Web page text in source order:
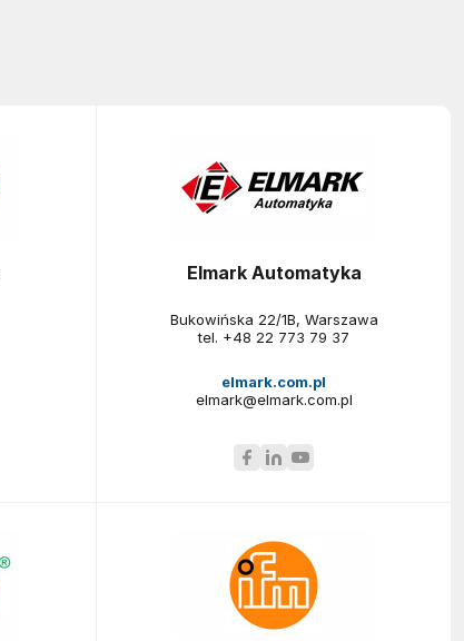
Elmark Automatyka
Bukowińska 22/1B, Warszawa
tel. +48 22 773 79 37
elmark.com.pl
elmark@elmark.com.pl